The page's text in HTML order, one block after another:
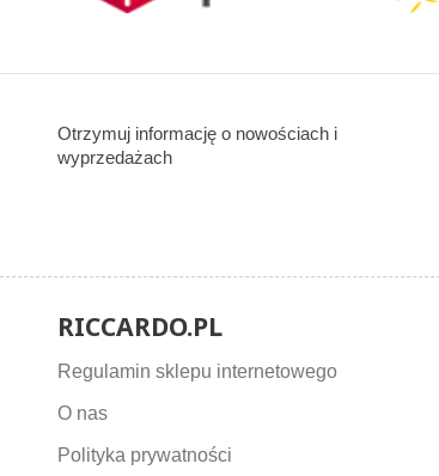
Otrzymuj informację o nowościach i
wyprzedażach
RICCARDO.PL
Regulamin sklepu internetowego
O nas
Polityka prywatności